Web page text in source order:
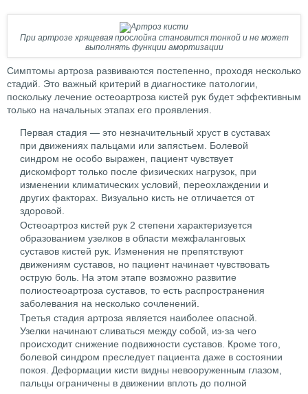
При артрозе хрящевая прослойка становится тонкой и не может
выполнять функции амортизации
Симптомы артроза развиваются постепенно, проходя несколько
стадий. Это важный критерий в диагностике патологии,
поскольку лечение остеоартроза кистей рук будет эффективным
только на начальных этапах его проявления.
Первая стадия — это незначительный хруст в суставах
при движениях пальцами или запястьем. Болевой
синдром не особо выражен, пациент чувствует
дискомфорт только после физических нагрузок, при
изменении климатических условий, переохлаждении и
других факторах. Визуально кисть не отличается от
здоровой.
Остеоартроз кистей рук 2 степени характеризуется
образованием узелков в области межфаланговых
суставов кистей рук. Изменения не препятствуют
движениям суставов, но пациент начинает чувствовать
острую боль. На этом этапе возможно развитие
полиостеоартроза суставов, то есть распространения
заболевания на несколько сочленений.
Третья стадия артроза является наиболее опасной.
Узелки начинают сливаться между собой, из-за чего
происходит снижение подвижности суставов. Кроме того,
болевой синдром преследует пациента даже в состоянии
покоя. Деформации кисти видны невооруженным глазом,
пальцы ограничены в движении вплоть до полной